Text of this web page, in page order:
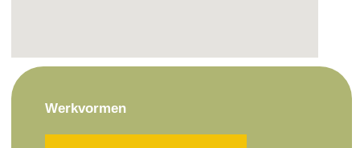
Werkvormen